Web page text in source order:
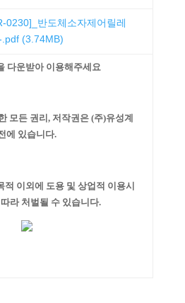
0230]_반도체소자제어릴레
.pdf (3.74MB)
다운받아 이용해주세요
모든 권리, 저작권은 (주)유성계
에 있습니다.
이외에 도용 및 상업적 이용시
라 처벌될 수 있습니다.